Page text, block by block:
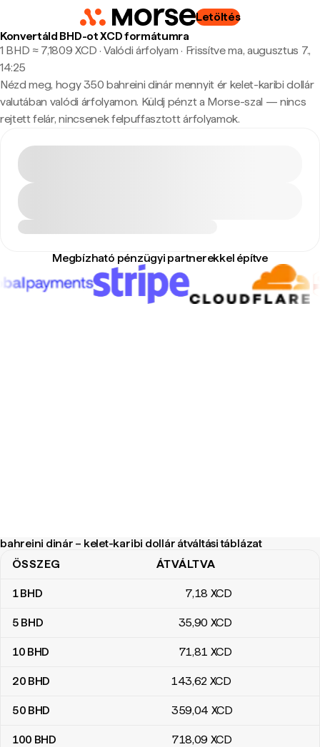
Letöltés
Konvertáld BHD-ot XCD formátumra
1 BHD ≈ 7,1809 XCD · Valódi árfolyam · Frissítve ma, augusztus 7.,
14:25
Nézd meg, hogy 350 bahreini dinár mennyit ér kelet-karibi dollár
valutában valódi árfolyamon. Küldj pénzt a Morse-szal — nincs
rejtett felár, nincsenek felpuffasztott árfolyamok.
Megbízható pénzügyi partnerekkel építve
bahreini dinár – kelet-karibi dollár átváltási táblázat
bahreini dinár – kelet-karibi dollár átváltási táblázat
ÖSSZEG ÁTVÁLTVA
1BHD 7,18 XCD
5 BHD 35,90 XCD
10 BHD 71,81 XCD
20 BHD 143,62 XCD
50 BHD 359,04 XCD
100 BHD 718,09 XCD